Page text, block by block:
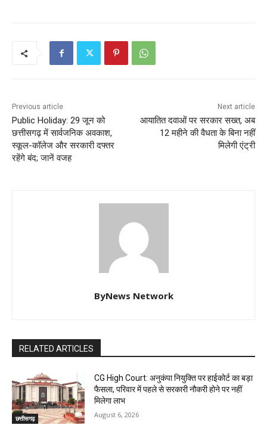
Previous article
Public Holiday: 29 जून को
छत्तीसगढ़ में सार्वजनिक अवकाश,
स्कूल-कॉलेज और सरकारी दफ्तर
रहेंगे बंद; जानें वजह
Next article
आयातित दवाओं पर सरकार सख्त, अब
12 महीने की वैधता के बिना नहीं
मिलेगी एंट्री
ByNews Network
RELATED ARTICLES
छत्तीसगढ़
CG High Court: अनुकंपा नियुक्ति पर हाईकोर्ट का बड़ा
फैसला, परिवार में पहले से सरकारी नौकरी होने पर नहीं
मिलेगा लाभ
August 6, 2026